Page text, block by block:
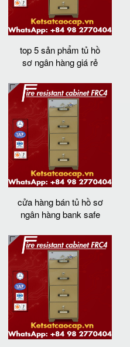
top 5 sản phẩm tủ hồ
sơ ngân hàng giá rẻ
cửa hàng bán tủ hồ sơ
ngân hàng bank safe